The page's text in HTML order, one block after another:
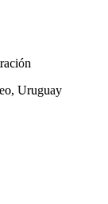
Uruguay